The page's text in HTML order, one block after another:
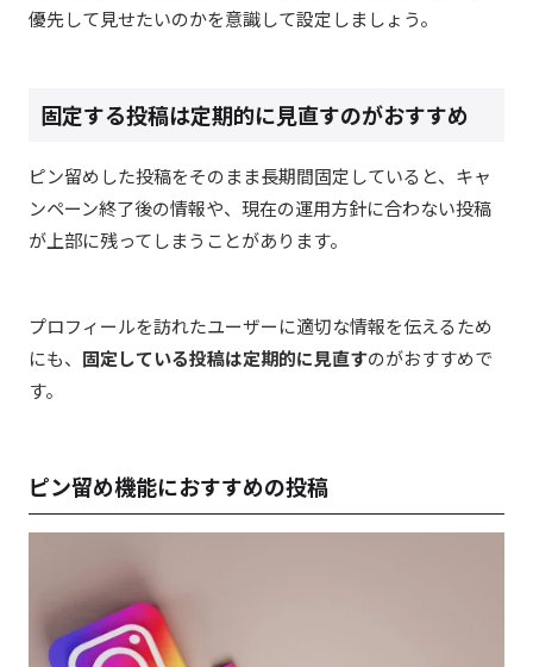
優先して見せたいのかを意識して設定しましょう。
固定する投稿は定期的に見直すのがおすすめ
ピン留めした投稿をそのまま長期間固定していると、キャ
ンペーン終了後の情報や、現在の運用方針に合わない投稿
が上部に残ってしまうことがあります。
プロフィールを訪れたユーザーに適切な情報を伝えるため
にも、 固定している投稿は定期的に見直すのがおすすめで
す。
ピン留め機能におすすめの投稿